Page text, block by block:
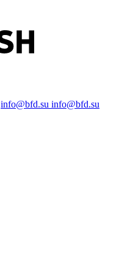
info@bfd.su info@bfd.su